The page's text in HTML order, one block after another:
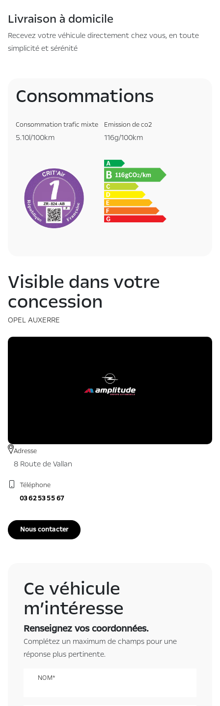
Livraison à domicile
Recevez votre véhicule directement chez vous, en toute
simplicité et sérénité
Consommations
Consommation trafic mixte
5.10l/100km
Emission de co2
116g/100km
Visible dans votre
concession
OPEL AUXERRE
Adresse
8 Route de Vallan
Téléphone
03 62 53 55 67
Nous contacter
Ce véhicule
m’intéresse
Renseignez vos coordonnées.
Complétez un maximum de champs pour une
réponse plus pertinente.
NOM*